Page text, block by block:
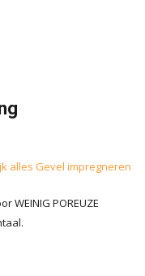
alles Gevel impregneren
POREUZE